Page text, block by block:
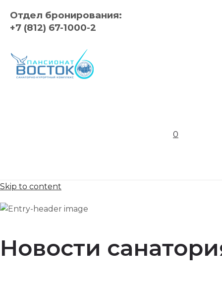
Отдел бронирования:
+7 (812) 67-1000-2
0
Skip to content
Новости